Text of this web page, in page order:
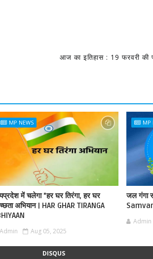
आज का इतिहास : 19 फरवरी
MP NEWS
में चलेगा "हर घर तिरंगा, हर घर
अभियान | HAR GHAR TIRANGA
Admin Aug 05, 2025
MP
जल गंगा
Admin
DISQUS